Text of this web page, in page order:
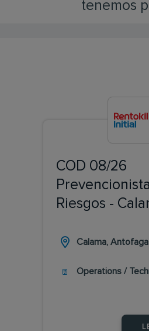
tenemos
COD 08/26
Riesgos -
Calama,
Operations /